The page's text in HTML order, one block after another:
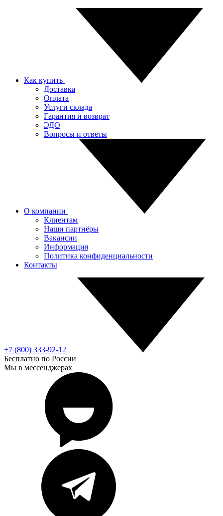
Как купить
Доставка
Оплата
Услуги склада
Гарантия и возврат
ЭДО
Вопросы и ответы
О компании
Клиентам
Наши партнёры
Вакансии
Информация
Политика конфиденциальности
Контакты
+7 (800) 333-92-12
Бесплатно по России
Мы в мессенджерах